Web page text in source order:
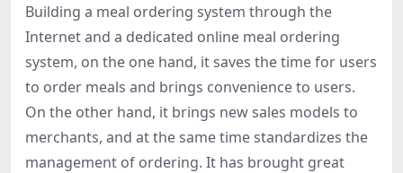
Building a meal ordering system through the
Internet and a dedicated online meal ordering
system, on the one hand, it saves the time for users
to order meals and brings convenience to users.
On the other hand, it brings new sales models to
merchants, and at the same time standardizes the
management of ordering. It has brought great